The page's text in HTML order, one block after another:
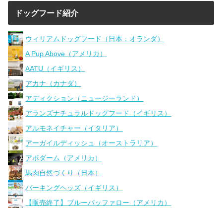
ドッグフード紹介
ウィリアムドッグフード（日本：オランダ）
A Pup Above（アメリカ）
AATU（イギリス）
アカナ（カナダ）
アディクション（ニュージーランド）
アランズナチュラルドッグフード（イギリス）
アルモネイチャー（イタリア）
アーガイルディッシュ（オーストラリア）
アボダーム（アメリカ）
馬肉自然づくり（日本）
バーキングヘッズ（イギリス）
【販売終了】ブルーバッファロー（アメリカ）